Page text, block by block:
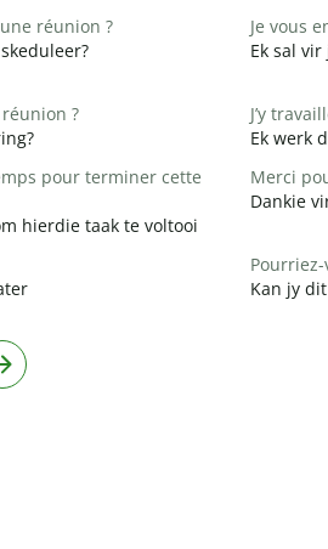
réunion ?
Je vous
Ek sal
?
J’y
Ek werk
pour terminer cette
hierdie taak te voltooi
Merci
Dankie
Kan jy